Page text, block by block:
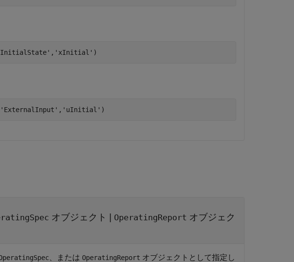
, 'xInitial' )
'ExternalInput' , 'uInitial' )
オブジェクト OperatingReport オブジェク
、または OperatingReport オブジェクトとして指定し